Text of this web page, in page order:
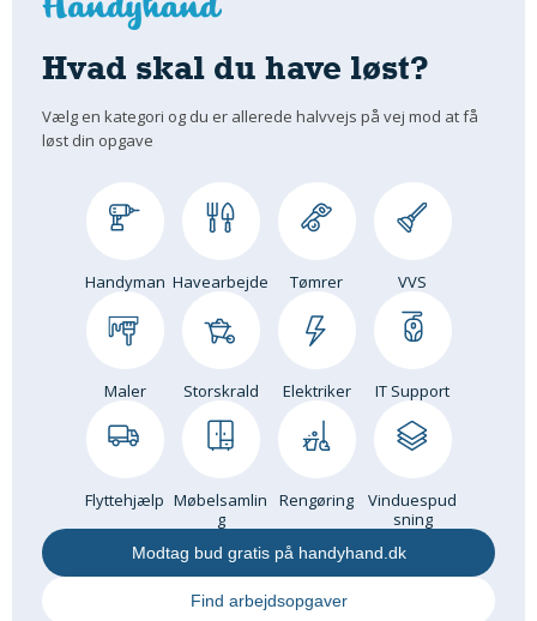
Om Materialer
Kemi
RENGØRING
Pletleksikon
Hvad skal du have løst?
Vælg en kategori og du er allerede halvvejs på vej mod at få
løst din opgave
Handyman Havearbejde Tømrer VVS
Maler Storskrald Elektriker IT Support
Flyttehjælp Møbelsamlin
g
Rengøring
Vinduespud
sning
Modtag bud gratis på handyhand.dk
Find arbejdsopgaver